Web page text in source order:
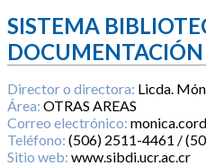
SISTEMA
Director o directora: Licda.
Área: OTRAS AREAS
Correo electrónico:
Teléfono: (506) 2511-4461 /
Sitio web: www.sibdi.ucr.ac.cr